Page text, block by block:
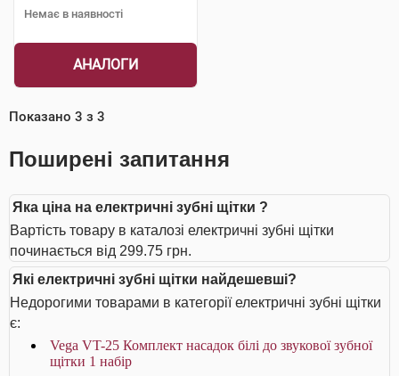
Немає в наявності
АНАЛОГИ
Показано 3 з 3
Поширені запитання
Яка ціна на електричні зубні щітки ?
Вартість товару в каталозі електричні зубні щітки
починається від 299.75 грн.
Які електричні зубні щітки найдешевші?
Недорогими товарами в категорії електричні зубні щітки
є:
Vega VT-25 Комплект насадок білі до звукової зубної
щітки 1 набір